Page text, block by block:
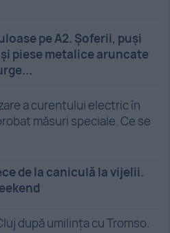
pe A2. Șoferii, puși
piese metalice aruncate
a curentului electric în
măsuri speciale. Ce se
de la caniculă la vijelii.
după umilința cu Tromso.